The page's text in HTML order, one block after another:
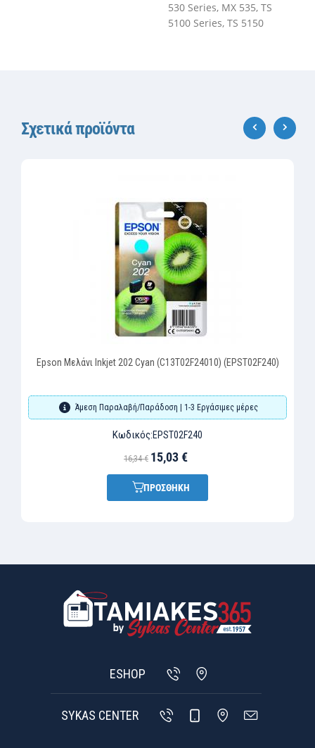
530 Series, MX 535, TS
5100 Series, TS 5150
Σχετικά προϊόντα
Epson Μελάνι Inkjet 202 Cyan (C13T02F24010) (EPST02F240)
Άμεση Παραλαβή/Παράδοση | 1-3 Εργάσιμες μέρες
Κωδικός:EPST02F240
16,34 € 15,03 €
ΠΡΟΣΘΗΚΗ
ESHOP
SYKAS CENTER